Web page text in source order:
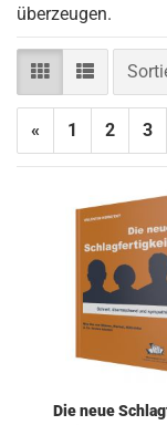
überzeugen.
« 1 2 3
Die neue